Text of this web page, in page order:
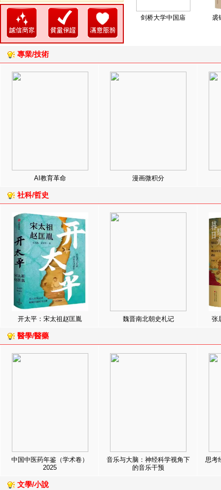
剑桥大学中国庙 裘
專業/技術
AI教育革命 漫画微积分
社科/哲史
开太平：宋太祖赵匡胤 魏晋南北朝史札记 张
醫學/醫藥
中国中医药年鉴（学术卷）
2025
音乐与大脑：神经科学视角下
的音乐干预
思考
文學/小說